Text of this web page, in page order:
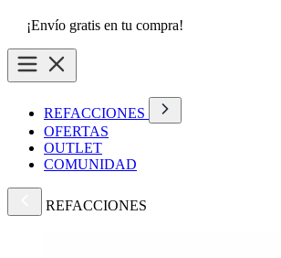
¡Envío gratis en tu compra!
REFACCIONES
OFERTAS
OUTLET
COMUNIDAD
REFACCIONES